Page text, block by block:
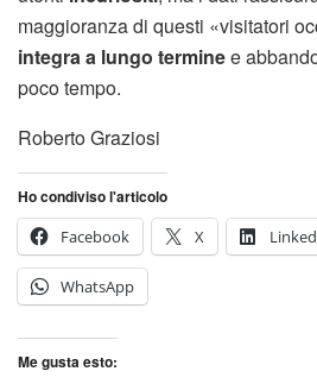
maggioranza di questi «visitatori
integra a lungo terminee
poco tempo.
Roberto Graziosi
Ho condiviso l'articolo
Facebook
X
WhatsApp
Me gusta esto: